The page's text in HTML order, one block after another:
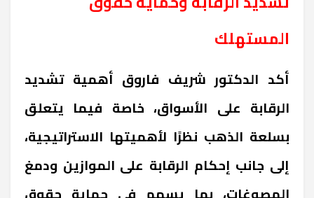
المستهلك
أكد الدكتور شريف فاروق أهمية تشديد
الرقابة على الأسواق، خاصة فيما يتعلق
بسلعة الذهب نظرًا لأهميتها الاستراتيجية،
إلى جانب إحكام الرقابة على الموازين ودمغ